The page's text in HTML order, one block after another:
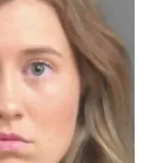
Тайный гость: Ресторан “Папараць
Кветка”